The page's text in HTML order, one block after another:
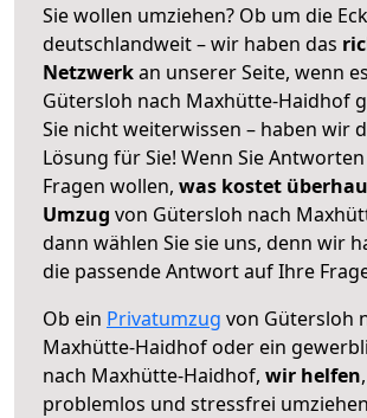
Sie wollen umziehen? Ob um die
deutschlandweit – wir haben das
Netzwerkan unserer Seite, wenn
Gütersloh nach Maxhütte-Haidhof
Sie nicht weiterwissen – haben wir
Lösung für Sie! Wenn Sie
Fragen wollen, was kostet
Umzug von Gütersloh nach
dann wählen Sie sie uns, denn wir
die passende Antwort auf Ihre
Ob ein Privatumzug von Gütersloh
Maxhütte-Haidhof oder ein
nach Maxhütte-Haidhof, wir helfen
problemlos und stressfrei